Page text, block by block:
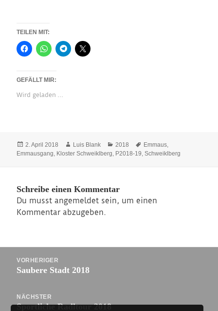
TEILEN MIT:
GEFÄLLT MIR:
Wird geladen …
Veröffentlicht
am
2. April 2018 Autor
Luis Blank Kategorien
2018 Schlagwörter
Emmaus,
Emmausgang, Kloster Schweiklberg, P2018-19,Schweiklberg
Schreibe einen Kommentar
Du musstangemeldet sein, um einen
Kommentar abzugeben.
VORHERIGER
Vorheriger
Saubere Stadt 2018
NÄCHSTER
Nächster
Sportliche Radltour 2018